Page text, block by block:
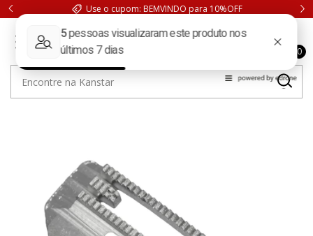
Use o cupom: BEMVINDO para 10%OFF
0